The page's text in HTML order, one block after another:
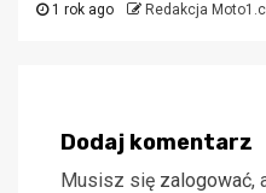
1 rok ago Redakcja
Dodaj komentarz
Musisz się zalogować,